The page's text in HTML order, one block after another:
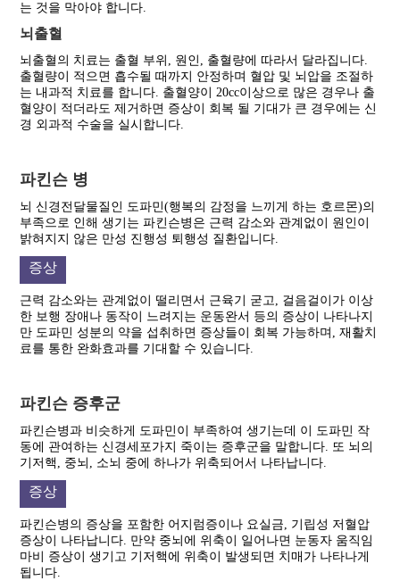
는 것을 막아야 합니다.
뇌출혈
뇌출혈의 치료는 출혈 부위, 원인, 출혈량에 따라서 달라집니다.
출혈량이 적으면 흡수될 때까지 안정하며 혈압 및 뇌압을 조절하
는 내과적 치료를 합니다. 출혈양이 20cc이상으로 많은 경우나 출
혈양이 적더라도 제거하면 증상이 회복 될 기대가 큰 경우에는 신
경 외과적 수술을 실시합니다.
파킨슨 병
뇌 신경전달물질인 도파민(행복의 감정을 느끼게 하는 호르몬)의
부족으로 인해 생기는 파킨슨병은 근력 감소와 관계없이 원인이
밝혀지지 않은 만성 진행성 퇴행성 질환입니다.
증상
근력 감소와는 관계없이 떨리면서 근육기 굳고, 걸음걸이가 이상
한 보행 장애나 동작이 느려지는 운동완서 등의 증상이 나타나지
만 도파민 성분의 약을 섭취하면 증상들이 회복 가능하며, 재활치
료를 통한 완화효과를 기대할 수 있습니다.
파킨슨 증후군
파킨슨병과 비슷하게 도파민이 부족하여 생기는데 이 도파민 작
동에 관여하는 신경세포가지 죽이는 증후군을 말합니다. 또 뇌의
기저핵, 중뇌, 소뇌 중에 하나가 위축되어서 나타납니다.
증상
파킨슨병의 증상을 포함한 어지럼증이나 요실금, 기립성 저혈압
증상이 나타납니다. 만약 중뇌에 위축이 일어나면 눈동자 움직임
마비 증상이 생기고 기저핵에 위축이 발생되면 치매가 나타나게
됩니다.